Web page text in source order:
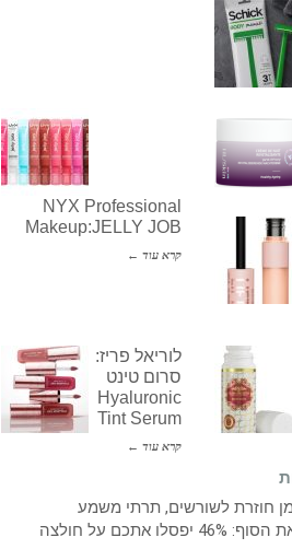
NYX Professional
Makeup:JELLY JOB
קרא עוד ←
לוריאל פריז:
סרום טינט
Hyaluronic
Tint Serum
קרא עוד ←
חוזרת לשורשים, תרתי משמע
מריחים את הסוף: 46% יפסלו אתכם על חולצה